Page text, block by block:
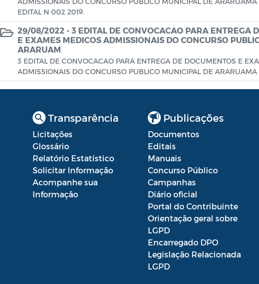
EDITAL N 002 2019.
29/08/2022 - 3 EDITAL DE CONVOCACAO PARA ENTREGA
E EXAMES MEDICOS ADMISSIONAIS DO CONCURSO
ARARUAM
3 EDITAL DE CONVOCACAO PARA ENTREGA DE DOCUMENTOS E
ADMISSIONAIS DO CONCURSO PUBLICO MUNICIPAL DE
Transparência
Licitações
Glossário
Relatório Estatístico
Solicitar Informação
Acompanhe sua
Informação
Publicações
Documentos
Editais
Manuais
Concurso Público
Campanhas
Diário oficial
Portal do Contribuinte
Orientação geral sobre
LGPD
Encarregado DPO
Legislação Relacionada
LGPD